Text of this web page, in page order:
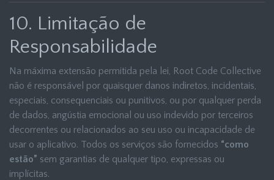
10. Limitação de
Responsabilidade
Na máxima extensão permitida pela lei, Root Code Collective
não é responsável por quaisquer danos indiretos, incidentais,
especiais, consequenciais ou punitivos, ou por qualquer perda
de dados, angústia emocional ou uso indevido por terceiros
decorrentes ou relacionados ao seu uso ou incapacidade de
usar o aplicativo. Todos os serviços são fornecidos “como
estão” sem garantias de qualquer tipo, expressas ou
implícitas.